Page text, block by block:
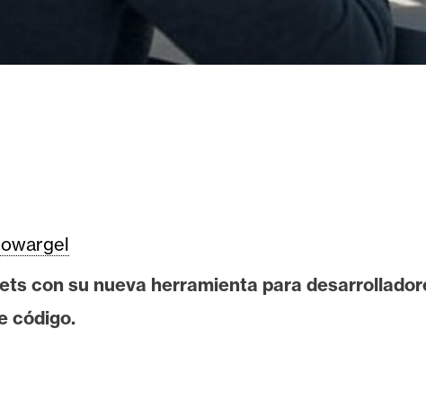
con su nueva herramienta para
código.